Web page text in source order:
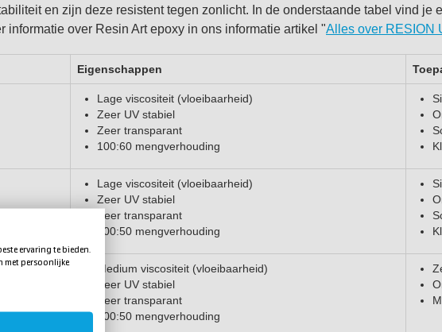
en zijn deze resistent tegen zonlicht. In de onderstaande tabel vind
informatie over Resin Art epoxy in ons informatie artikel "Alles over RESION
Eigenschappen
Lage viscositeit (vloeibaarheid)
Zeer UV stabiel
Zeer transparant
100:60 mengverhouding
Lage viscositeit (vloeibaarheid)
Zeer UV stabiel
Zeer transparant
100:50 mengverhouding
Medium viscositeit (vloeibaarheid)
Zeer UV stabiel
Zeer transparant
100:50 mengverhouding
ervaring te bieden.
met persoonlijke